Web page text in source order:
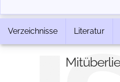
Verzeichnisse Literatur